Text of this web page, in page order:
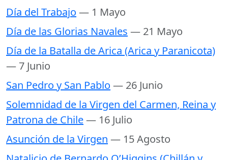
Día del Trabajo — 1 Mayo
Día de las Glorias Navales — 21 Mayo
Día de la Batalla de Arica (Arica y Paranicota)
— 7 Junio
San Pedro y San Pablo — 26 Junio
Solemnidad de la Virgen del Carmen, Reina y
Patrona de Chile— 16 Julio
Asunción de la Virgen — 15 Agosto